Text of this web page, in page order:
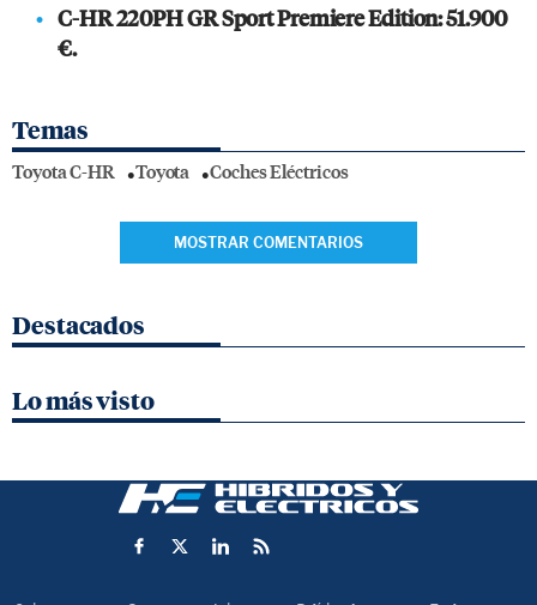
C-HR 220PH GR Sport Premiere Edition: 51.900
€.
Temas
Toyota C-HR Toyota Coches Eléctricos
MOSTRAR COMENTARIOS
Destacados
Lo más visto